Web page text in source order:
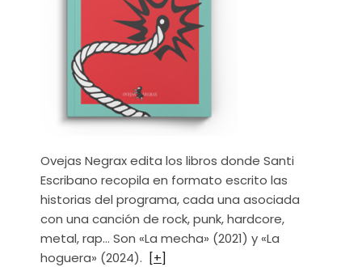
Ovejas Negrax edita los libros donde Santi
Escribano recopila en formato escrito las
historias del programa, cada una asociada
con una canción de rock, punk, hardcore,
metal, rap… Son «La mecha» (2021) y «La
hoguera» (2024). [+]